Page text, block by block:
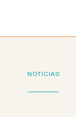
NOTICIAS